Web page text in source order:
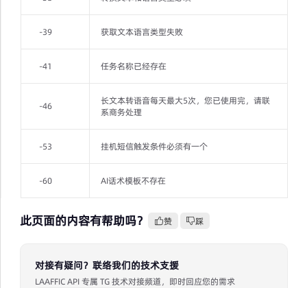
-39 获取文本语言类型失败
-41 任务名称已经存在
-46
长文本转语音每天最大5次，您已使用完，请联
系商务处理
-53 挂机短信触发条件必须有一个
-60 AI话术模板不存在
此页面的内容有帮助吗？ 赞 踩
对接有疑问？联络我们的技术支援
LAAFFIC API 专属 TG 技术对接频道，即时回应您的需求